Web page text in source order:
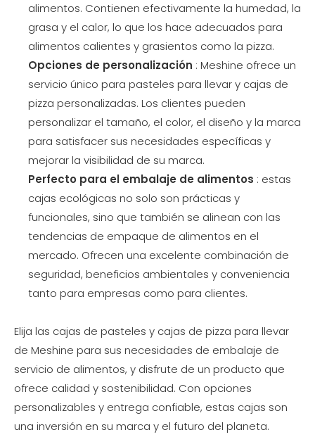
alimentos. Contienen efectivamente la humedad, la
grasa y el calor, lo que los hace adecuados para
alimentos calientes y grasientos como la pizza.
Opciones de personalización : Meshine ofrece un
servicio único para pasteles para llevar y cajas de
pizza personalizadas. Los clientes pueden
personalizar el tamaño, el color, el diseño y la marca
para satisfacer sus necesidades específicas y
mejorar la visibilidad de su marca.
Perfecto para el embalaje de alimentos : estas
cajas ecológicas no solo son prácticas y
funcionales, sino que también se alinean con las
tendencias de empaque de alimentos en el
mercado. Ofrecen una excelente combinación de
seguridad, beneficios ambientales y conveniencia
tanto para empresas como para clientes.
Elija las cajas de pasteles y cajas de pizza para llevar
de Meshine para sus necesidades de embalaje de
servicio de alimentos, y disfrute de un producto que
ofrece calidad y sostenibilidad. Con opciones
personalizables y entrega confiable, estas cajas son
una inversión en su marca y el futuro del planeta.